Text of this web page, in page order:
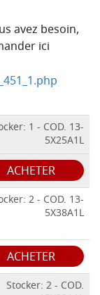
avez besoin,
ici
1 - COD. 13-
5X25A1L
ACHETER
2 - COD. 13-
5X38A1L
ACHETER
Stocker: 2 - COD.